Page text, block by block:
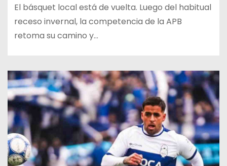
El básquet local está de vuelta. Luego del habitual
receso invernal, la competencia de la APB
retoma su camino y…